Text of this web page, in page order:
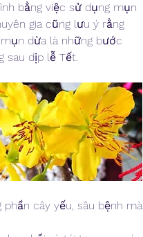
bằng việc sử dụng mụn
gia cũng lưu ý rằng
dừa là những bước
sau dịp lễ Tết.
cây yếu, sâu bệnh mà